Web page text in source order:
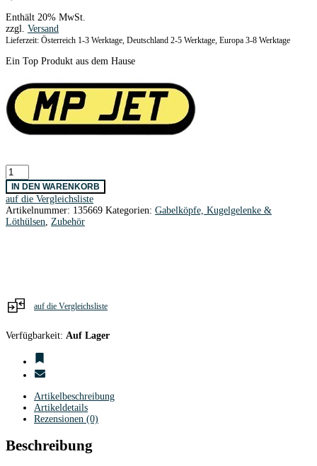
Enthält 20% MwSt.
zzgl. Versand
Lieferzeit: Österreich 1-3 Werktage, Deutschland 2-5 Werktage, Europa 3-8 Werktage
Ein Top Produkt aus dem Hause
Kugelgelenke
M2,5
-
5/2
mm
Ø
IN DEN WARENKORB
auf die Vergleichsliste
Artikelnummer: 135669 Kategorien: Gabelköpfe, Kugelgelenke &
Löthülsen
Zubehör
auf die Vergleichsliste
Verfügbarkeit: Auf Lager
Artikelbeschreibung
Artikeldetails
Rezensionen (0)
Beschreibung